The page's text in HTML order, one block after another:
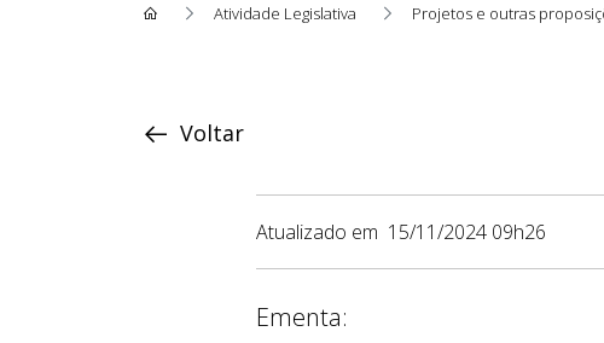
Atividade Legislativa Projetos e outras
Voltar
Atualizado em 15/11/2024 09h26
Ementa: